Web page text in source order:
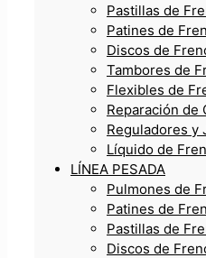
Pastillas de
Patines de
Discos de
Tambores de
Flexibles de
Reparación de
Reguladores y
Líquido de
LÍNEA PESADA
Pulmones de
Patines de
Pastillas de
Discos de